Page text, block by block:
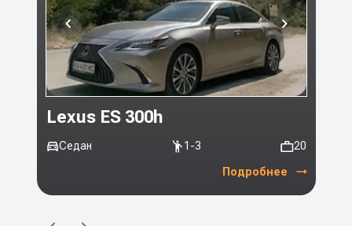
Lexus ES 300h
Седан 1-3 20
Подробнее